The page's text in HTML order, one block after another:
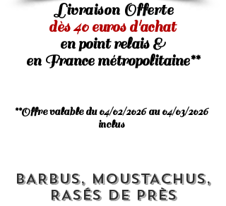
Livraison Offerte
dès40 euros d'achat
en point relais&
en France métropolitaine**
**Offre valable du 04/02/2026 au 04/03/2026
inclus
BARBUS, MOUSTACHUS,
RASÉS DE PRÈS